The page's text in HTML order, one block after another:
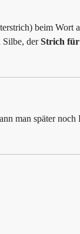
beim Wort
Silbe, derStrich
man später